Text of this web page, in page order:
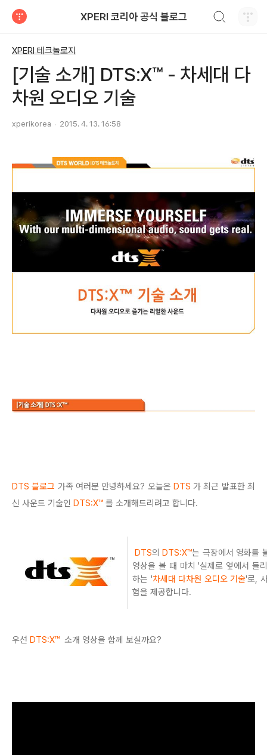
XPERI 코리아 공식 블로그
XPERI 테크놀로지
[기술 소개] DTS:X™ - 차세대 다
차원 오디오 기술
xperikorea 2015. 4. 13. 16:58
DTS 블로그 가족 여러분 안녕하세요? 오늘은 DTS 가 최근 발표한 최
신 사운드 기술인 DTS:X™ 를 소개해드리려고 합니다.
DTS의 DTS:X™는 극장에서 영화를
영상을 볼 때 마치 '실제로 옆에서 들
하는 '차세대 다차원 오디오 기술'로,
험을 제공합니다.
우선 DTS:X™ 소개 영상을 함께 보실까요?